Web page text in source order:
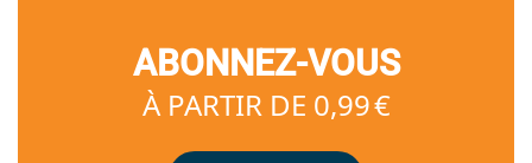
ABONNEZ-VOUS
À PARTIR DE 0,99 €